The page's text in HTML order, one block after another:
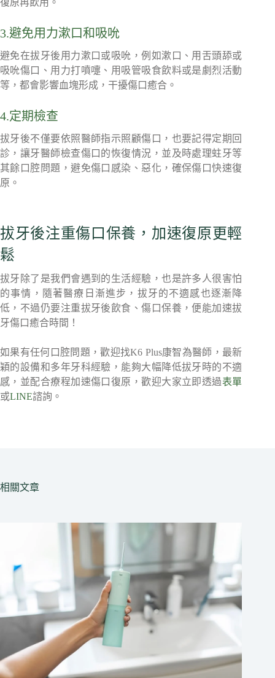
復原再飲用。
3.避免用力漱口和吸吮
避免在拔牙後用力漱口或吸吮，例如漱口、用舌頭舔或
吸吮傷口、用力打噴嚏、用吸管吸食飲料或是劇烈活動
等，都會影響血塊形成，干擾傷口癒合。
4.定期檢查
拔牙後不僅要依照醫師指示照顧傷口，也要記得定期回
診，讓牙醫師檢查傷口的恢復情況，並及時處理蛀牙等
其餘口腔問題，避免傷口感染、惡化，確保傷口快速復
原。
拔牙後注重傷口保養，加速復原更輕
鬆
拔牙除了是我們會遇到的生活經驗，也是許多人很害怕
的事情，隨著醫療日漸進步，拔牙的不適感也逐漸降
低，不過仍要注重拔牙後飲食、傷口保養，便能加速拔
牙傷口癒合時間！
如果有任何口腔問題，歡迎找K6 Plus康智為醫師，最新
穎的設備和多年牙科經驗，能夠大幅降低拔牙時的不適
感，並配合療程加速傷口復原，歡迎大家立即透過表單
或LINE諮詢。
相關文章